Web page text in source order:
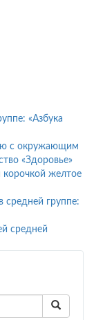
«Азбука
с окружающим
«Здоровье»
желтое
средней группе:
средней